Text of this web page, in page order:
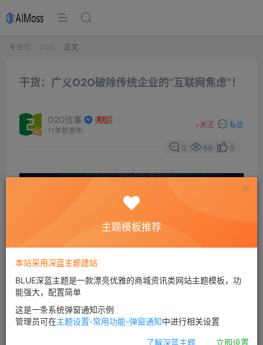
首页 O2O 正文
干货：广义O2O破除传统企业的“互联网焦虑”！
O2O往事
11年前发布
+关注 私信
0 69 0
企业的互联网化以及互联网思维，是最近被
主题模板推荐
本站采用深蓝主题建站
BLUE深蓝主题是一款漂亮优雅的商城资讯类网站主题模板，功
能强大，配置简单
这是一条系统弹窗通知示例
管理员可在主题设置-常用功能-弹窗通知中进行相关设置
了解深蓝主题 立即设置